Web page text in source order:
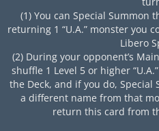
(1) You can Special Summon
returning 1 “U.A.” monster you
Libero
(2) During your opponent’s
shuffle 1 Level 5 or higher
the Deck, and if you do, Special
a different name from that
return this card from